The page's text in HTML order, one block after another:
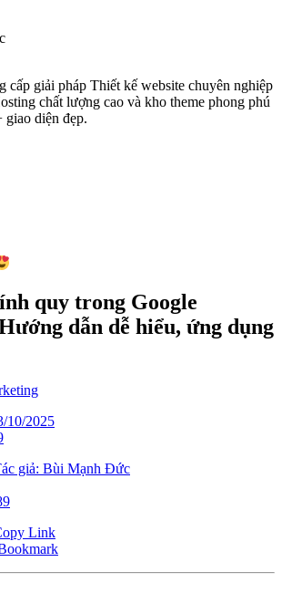
cấp giải pháp Thiết kế website chuyên nghiệp
chất lượng cao và kho theme phong phú
giao diện đẹp.
quy trong Google
dẫn dễ hiểu, ứng dụng
10/2025
giả: Bùi Mạnh Đức
Link